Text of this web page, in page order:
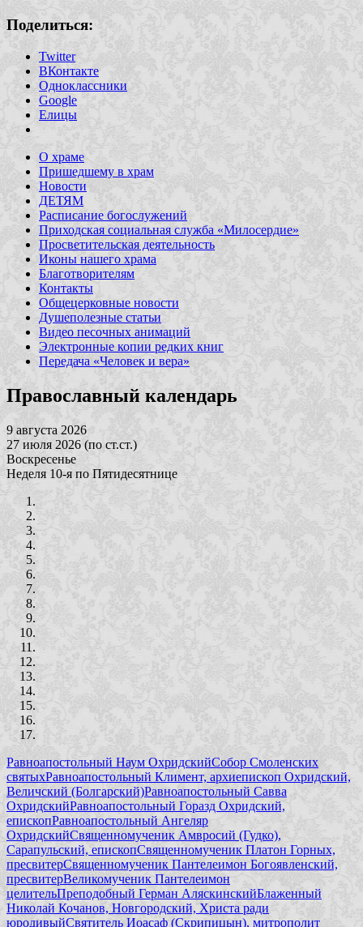
Поделиться:
Twitter
ВКонтакте
Одноклассники
Google
Елицы
О храме
Пришедшему в храм
Новости
ДЕТЯМ
Расписание богослужений
Приходская социальная служба «Милосердие»
Просветительская деятельность
Иконы нашего храма
Благотворителям
Контакты
Общецерковные новости
Душеполезные статьи
Видео песочных анимаций
Электронные копии редких книг
Передача «Человек и вера»
Православный календарь
9 августа 2026
27 июля 2026 (по ст.ст.)
Воскресенье
Неделя 10-я по Пятидесятнице
Равноапостольный Наум ОхридскийСобор Смоленских
святыхРавноапостольный Климент, архиепископ Охридский,
Величский (Болгарский)Равноапостольный Савва
ОхридскийРавноапостольный Горазд Охридский,
епископРавноапостольный Ангеляр
ОхридскийСвященномученик Амвросий (Гудко),
Сарапульский, епископСвященномученик Платон Горных,
пресвитерСвященномученик Пантелеимон Богоявленский,
пресвитерВеликомученик Пантелеимон
целительПреподобный Герман АляскинскийБлаженный
Николай Кочанов, Новгородский, Христа ради
юродивыйСвятитель Иоасаф (Скрипицын), митрополит